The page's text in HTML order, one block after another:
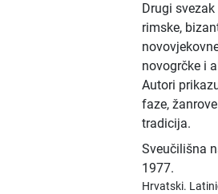
Drugi
rimske,
novogrčke i
Autori
faze,
tradicija.
Sveučilišna
1977.
Hrvatski.